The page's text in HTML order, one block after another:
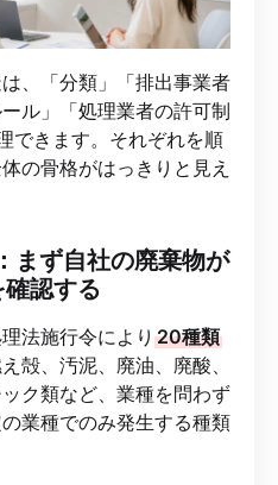
、「分類」「排出事業者
ル」「処理業者の許可制
できます。それぞれを順
の骨格がはっきりと見え
ず自社の廃棄物が
認する
法施行令により 20種類
殻、汚泥、廃油、廃酸、
ク類など、業種を問わず
業種でのみ発生する種類